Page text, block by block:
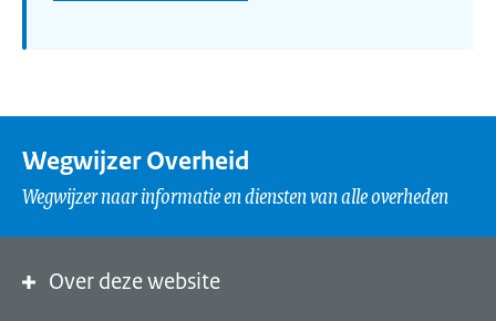
Wegwijzer Overheid
Wegwijzer naar informatie en diensten van alle overheden
Over deze website